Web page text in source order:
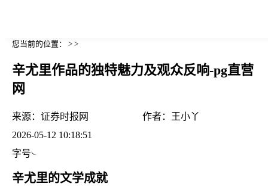
您当前的位置： > >
辛尤里作品的独特魅力及观众反响-pg直营
网
来源： 证券时报网 作者：
王小丫
2026-05-12 10:18:51
字号
辛尤里的文学成就